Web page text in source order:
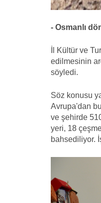
- Osmanlı
İl Kültür ve
edilmesinin
söyledi.
Söz konusu
Avrupa'dan
ve şehirde
yeri, 18
bahsediliyor.